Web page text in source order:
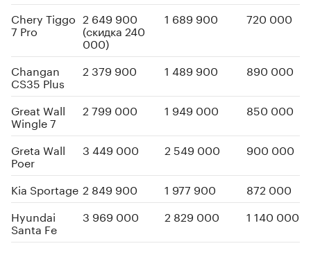
Chery Tiggo
7 Pro
2 649 900
(скидка 240
000)
1 689 900 720 000
Changan
CS35 Plus
2 379 900 1 489 900 890 000
Great Wall
Wingle 7
2 799 000 1 949 000 850 000
Greta Wall
Poer
3 449 000 2 549 000 900 000
Kia Sportage 2 849 900 1 977 900
872 000
Hyundai
Santa Fe
3 969 000 2 829 000 1 140 000